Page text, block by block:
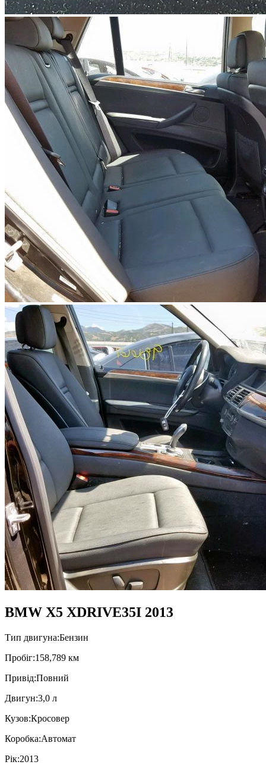
BMW X5 XDRIVE35I 2013
Тип двигуна:Бензин
Пробiг:158,789 км
Привiд:Повний
Двигун:3,0 л
Кузов:Кросовер
Коробка:Автомат
Рік:2013